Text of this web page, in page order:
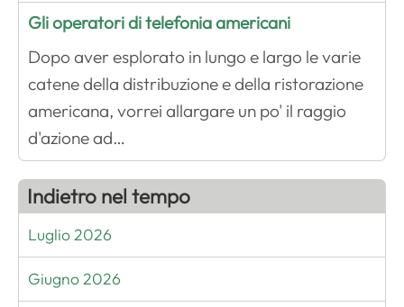
Gli operatori di telefonia americani
Dopo aver esplorato in lungo e largo le varie
catene della distribuzione e della ristorazione
americana, vorrei allargare un po' il raggio
d'azione ad…
Indietro nel tempo
Luglio 2026
Giugno 2026